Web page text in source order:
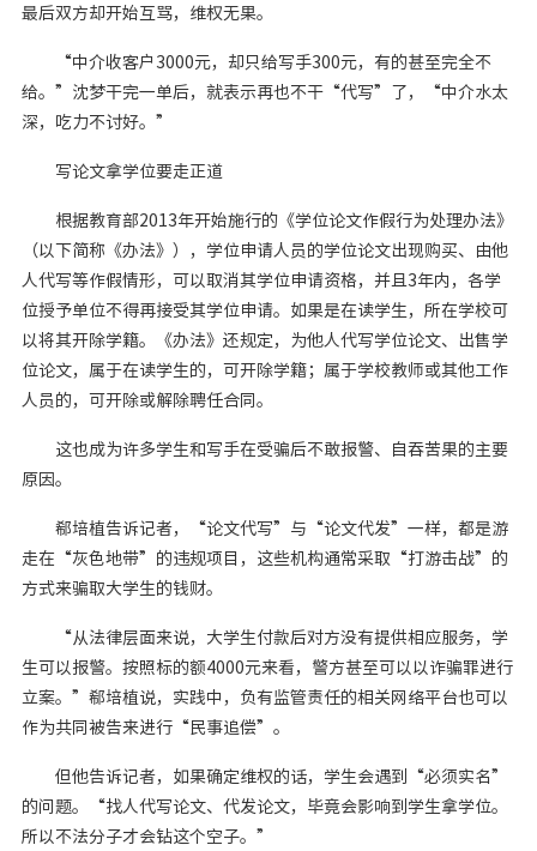
最后双方却开始互骂，维权无果。
“中介收客户3000元，却只给写手300元，有的甚至完全不
给。”沈梦干完一单后，就表示再也不干“代写”了，“中介水太
深，吃力不讨好。”
写论文拿学位要走正道
根据教育部2013年开始施行的《学位论文作假行为处理办法》
（以下简称《办法》），学位申请人员的学位论文出现购买、由他
人代写等作假情形，可以取消其学位申请资格，并且3年内，各学
位授予单位不得再接受其学位申请。如果是在读学生，所在学校可
以将其开除学籍。《办法》还规定，为他人代写学位论文、出售学
位论文，属于在读学生的，可开除学籍；属于学校教师或其他工作
人员的，可开除或解除聘任合同。
这也成为许多学生和写手在受骗后不敢报警、自吞苦果的主要
原因。
郗培植告诉记者，“论文代写”与“论文代发”一样，都是游
走在“灰色地带”的违规项目，这些机构通常采取“打游击战”的
方式来骗取大学生的钱财。
“从法律层面来说，大学生付款后对方没有提供相应服务，学
生可以报警。按照标的额4000元来看，警方甚至可以以诈骗罪进行
立案。”郗培植说，实践中，负有监管责任的相关网络平台也可以
作为共同被告来进行“民事追偿”。
但他告诉记者，如果确定维权的话，学生会遇到“必须实名”
的问题。“找人代写论文、代发论文，毕竟会影响到学生拿学位。
所以不法分子才会钻这个空子。”